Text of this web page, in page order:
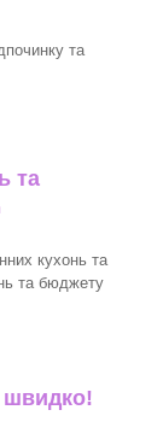
та
та
кухонь та
та бюджету
швидко!